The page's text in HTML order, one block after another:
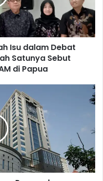
Isu dalam Debat
Satunya Sebut
di Papua